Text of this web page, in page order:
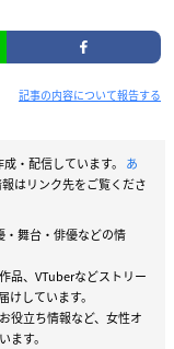
記事の内容について報告する
・配信しています。 あ
はリンク先をご覧くださ
・舞台・俳優などの情
品、VTuberなどストリー
しています。
役立ち情報など、女性オ
す。